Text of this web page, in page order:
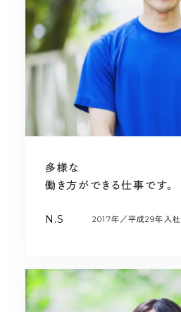
多様な
働き方ができる仕事です。
N.S 2017年／平成29年入社